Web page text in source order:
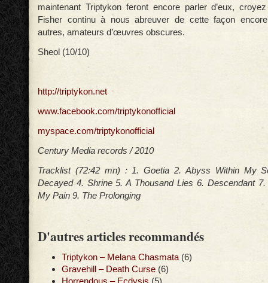
maintenant Triptykon feront encore parler d’eux,
Fisher continu à nous abreuver de cette façon
autres, amateurs d’œuvres obscures.
Sheol (10/10)
http://triptykon.net
www.facebook.com/triptykonofficial
myspace.com/triptykonofficial
Century Media records / 2010
Tracklist (72:42 mn) : 1. Goetia 2. Abyss Within My
Decayed 4. Shrine 5. A Thousand Lies 6. Descendant
My Pain 9. The Prolonging
D'autres articles recommandés
Triptykon – Melana Chasmata (6)
Gravehill – Death Curse (6)
Horrendous – Ecdysis (5)